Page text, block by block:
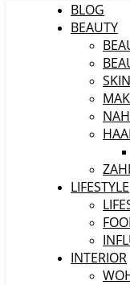
BLOG
BEAUTY
LIFESTYLE
INTERIOR